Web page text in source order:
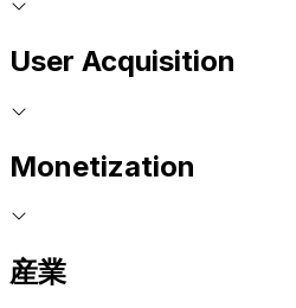
User Acquisition
Monetization
産業